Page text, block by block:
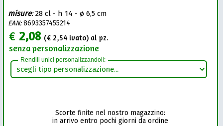
misure:28 cl - h 14 - ø 6,5 cm
EAN:8693357455214
€ 2,08 (€ 2,54ivato) al pz.
senza personalizzazione
Rendili unici personalizzandoli:
Scorte finite nel nostro magazzino:
in arrivo entro pochi giorni da ordine